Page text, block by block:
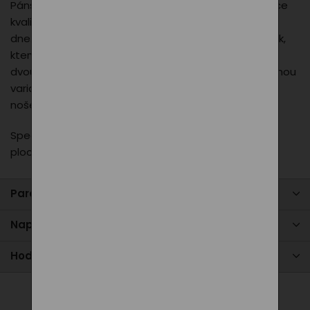
Pánské tričko s krátkým rukávem je vyrobeno z vysoce
kvalitní bavlny, která zajišťuje pohodlí během celého
dne. Motiv PXI 2024 přidává moderní a originální prvek,
který zaujme na první pohled. Tričko je dostupné ve
dvou barvách, takže si každý muž najde svou oblíbenou
variantu. Perfektní pro volnočasové aktivity i běžné
nošení.
Speciální digitální potisk, který netvoří neprodyšnou
plochu.
Parametry produktu
Napište nám
Hodnocení